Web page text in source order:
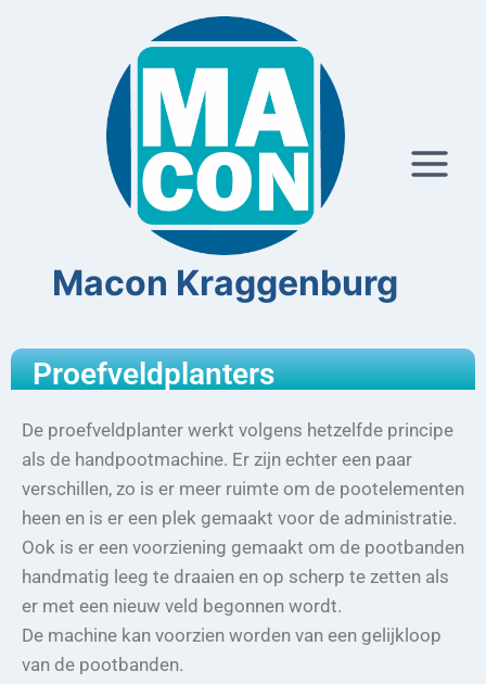
Macon Kraggenburg
Proefveldplanters
De proefveldplanter werkt volgens hetzelfde principe
als de handpootmachine. Er zijn echter een paar
verschillen, zo is er meer ruimte om de pootelementen
heen en is er een plek gemaakt voor de administratie.
Ook is er een voorziening gemaakt om de pootbanden
handmatig leeg te draaien en op scherp te zetten als
er met een nieuw veld begonnen wordt.
De machine kan voorzien worden van een gelijkloop
van de pootbanden.